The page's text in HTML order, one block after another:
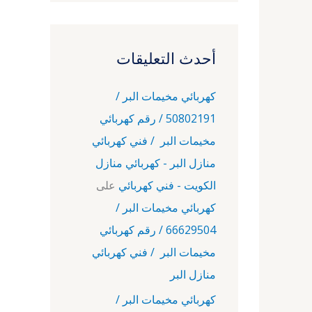
أحدث التعليقات
كهربائي مخيمات البر /
50802191 / رقم كهربائي
مخيمات البر / فني كهربائي
منازل البر - كهربائي منازل
الكويت - فني كهربائي على
كهربائي مخيمات البر /
66629504 / رقم كهربائي
مخيمات البر / فني كهربائي
منازل البر
كهربائي مخيمات البر /